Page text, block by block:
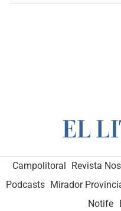
Campolitoral Revista
Podcasts Mirador
Notife